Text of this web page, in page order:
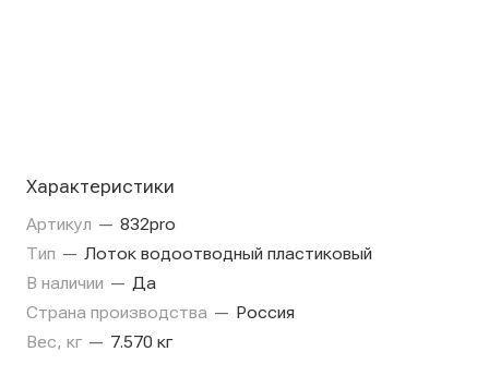
Характеристики
Артикул — 832pro
Тип — Лоток водоотводный пластиковый
В наличии — Да
Страна производства — Россия
Вес, кг — 7.570 кг